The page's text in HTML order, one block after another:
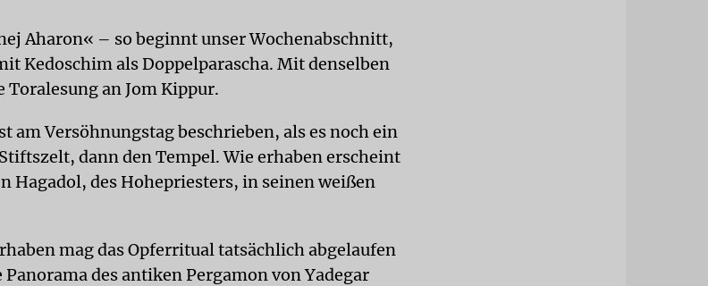
Aharon« – so beginnt unser Wochenabschnitt,
Kedoschim als Doppelparascha. Mit denselben
an Jom Kippur.
am Versöhnungstag beschrieben, als es noch ein
dann den Tempel. Wie erhaben erscheint
Hagadol, des Hohepriesters, in seinen weißen
mag das Opferritual tatsächlich abgelaufen
des antiken Pergamon von Yadegar